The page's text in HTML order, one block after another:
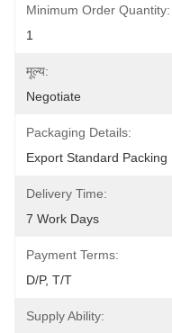
Minimum Order Quantity:
1
मूल्य:
Negotiate
Packaging Details:
Export Standard Packing
Delivery Time:
7 Work Days
Payment Terms:
D/P, T/T
Supply Ability: